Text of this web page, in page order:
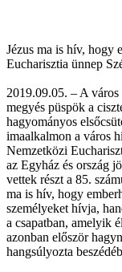
Jézus ma is hív, hogy
Eucharisztia ünnep
2019.09.05. – A
megyés püspök a
hagyományos
imaalkalmon a város
Nemzetközi
az Egyház és ország
vettek részt a 85.
ma is hív, hogy
személyeket hívja,
a csapatban, amelyik
azonban először
hangsúlyozta